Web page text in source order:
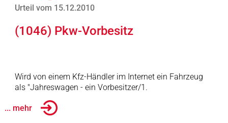
Urteil vom 15.12.2010
(1046) Pkw-Vorbesitz
Wird von einem Kfz-Händler im Internet ein Fahrzeug
als "Jahreswagen - ein Vorbesitzer/1.
... mehr